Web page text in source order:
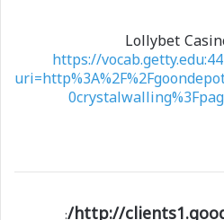
Lollybet
https://
http://
: